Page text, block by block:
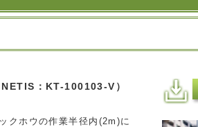
NETIS：KT-100103-V）
クホウの作業半径内(2m)に